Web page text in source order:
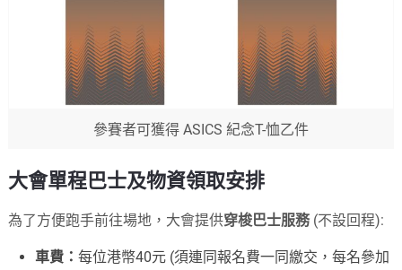
參賽者可獲得 ASICS 紀念T-恤乙件
大會單程巴士及物資領取安排
為了方便跑手前往場地，大會提供穿梭巴士服務 (不設回程):
車費：每位港幣40元 (須連同報名費一同繳交，每名參加